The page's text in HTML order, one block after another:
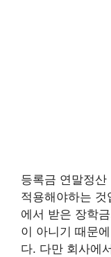
등록금 연말정
적용해야하는
에서 받은 장학
이 아니기 때문
다. 다만 회사에